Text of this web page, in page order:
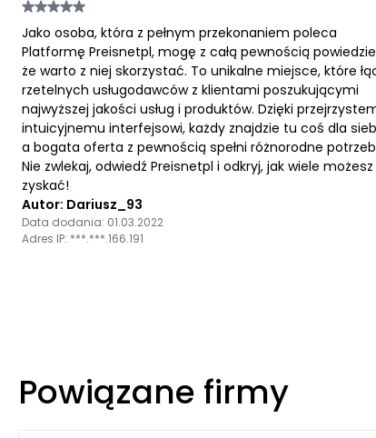
Jako osoba, która z pełnym przekonaniem poleca
Platformę Preisnetpl, mogę z całą pewnością
że warto z niej skorzystać. To unikalne miejsce, które
rzetelnych usługodawców z klientami poszukującymi
najwyższej jakości usług i produktów. Dzięki
intuicyjnemu interfejsowi, każdy znajdzie tu coś dla
a bogata oferta z pewnością spełni różnorodne
Nie zwlekaj, odwiedź Preisnetpl i odkryj, jak wiele możesz
zyskać!
Autor: Dariusz_93
Data dodania: 01.03.2022
Adres IP: ***.***.166.191
Powiązane firmy